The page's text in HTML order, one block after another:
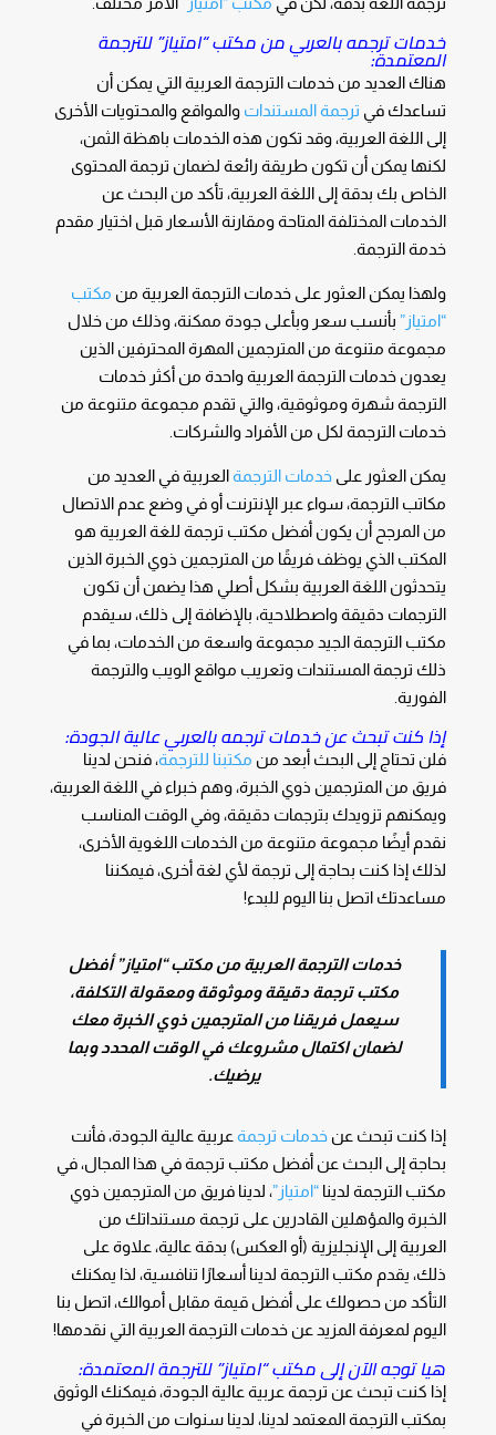
خدمات ترجمه بالعربي من مكتب “امتياز” للترجمة
المعتمدة:
هناك العديد من خدمات الترجمة العربية التي يمكن أن
تساعدك في ترجمة المستندات والمواقع والمحتويات الأخرى
إلى اللغة العربية، وقد تكون هذه الخدمات باهظة الثمن،
لكنها يمكن أن تكون طريقة رائعة لضمان ترجمة المحتوى
الخاص بك بدقة إلى اللغة العربية، تأكد من البحث عن
الخدمات المختلفة المتاحة ومقارنة الأسعار قبل اختيار مقدم
خدمة الترجمة.
ولهذا يمكن العثور على خدمات الترجمة العربية من مكتب
“امتياز” بأنسب سعر وبأعلى جودة ممكنة، وذلك من خلال
مجموعة متنوعة من المترجمين المهرة المحترفين الذين
يعدون خدمات الترجمة العربية واحدة من أكثر خدمات
الترجمة شهرة وموثوقية، والتي تقدم مجموعة متنوعة من
خدمات الترجمة لكل من الأفراد والشركات.
يمكن العثور على خدمات الترجمةالعربية في العديد من
مكاتب الترجمة، سواء عبر الإنترنت أو في وضع عدم الاتصال
من المرجح أن يكون أفضل مكتب ترجمة للغة العربية هو
المكتب الذي يوظف فريقًا من المترجمين ذوي الخبرة الذين
يتحدثون اللغة العربية بشكل أصلي هذا يضمن أن تكون
الترجمات دقيقة واصطلاحية، بالإضافة إلى ذلك، سيقدم
مكتب الترجمة الجيد مجموعة واسعة من الخدمات، بما في
ذلك ترجمة المستندات وتعريب مواقع الويب والترجمة
الفورية.
إذا كنت تبحث عن خدمات ترجمه بالعربي عالية الجودة:
فلن تحتاج إلى البحث أبعد من مكتبنا للترجمة، فنحن لدينا
فريق من المترجمين ذوي الخبرة، وهم خبراء في اللغة العربية،
ويمكنهم تزويدك بترجمات دقيقة، وفي الوقت المناسب
نقدم أيضًا مجموعة متنوعة من الخدمات اللغوية الأخرى،
لذلك إذا كنت بحاجة إلى ترجمة لأي لغة أخرى، فيمكننا
مساعدتك اتصل بنا اليوم للبدء!
خدمات الترجمة العربية من مكتب “امتياز” أفضل
مكتب ترجمة دقيقة وموثوقة ومعقولة التكلفة،
سيعمل فريقنا من المترجمين ذوي الخبرة معك
لضمان اكتمال مشروعك في الوقت المحدد وبما
يرضيك.
إذا كنت تبحث عن خدمات ترجمةعربية عالية الجودة، فأنت
بحاجة إلى البحث عن أفضل مكتب ترجمة في هذا المجال، في
مكتب الترجمة لدينا “امتياز”، لدينا فريق من المترجمين ذوي
الخبرة والمؤهلين القادرين على ترجمة مستنداتك من
العربية إلى الإنجليزية (أو العكس) بدقة عالية، علاوة على
ذلك، يقدم مكتب الترجمة لدينا أسعارًا تنافسية، لذا يمكنك
التأكد من حصولك على أفضل قيمة مقابل أموالك، اتصل بنا
اليوم لمعرفة المزيد عن خدمات الترجمة العربية التي نقدمها!
هيا توجه الآن إلى مكتب “امتياز” للترجمة المعتمدة:
إذا كنت تبحث عن ترجمة عربية عالية الجودة، فيمكنك الوثوق
بمكتب الترجمة المعتمد لدينا، لدينا سنوات من الخبرة في